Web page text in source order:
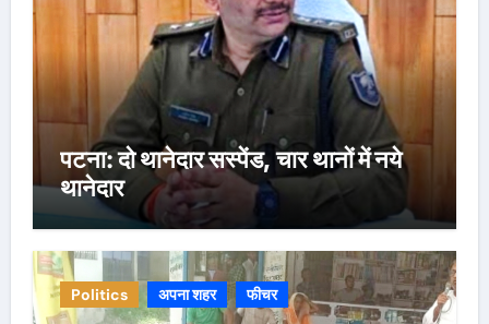
पटना: दो थानेदार सस्पेंड, चार थानों में नये
थानेदार
Politics अपना शहर फीचर